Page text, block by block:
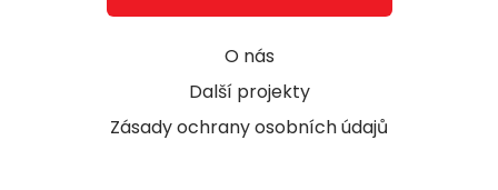
O nás
Další projekty
Zásady ochrany osobních údajů